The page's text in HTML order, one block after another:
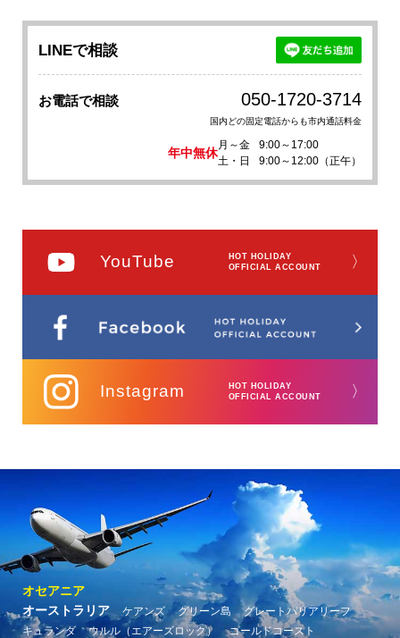
LINEで相談
お電話で相談 050-1720-3714
国内どの固定電話からも市内通話料金
年中無休
月～金
9:00～17:00
土・日
9:00～12:00（正午）
YouTube
HOT HOLIDAY
OFFICIAL ACCOUNT
〉
Instagram
HOT HOLIDAY
OFFICIAL ACCOUNT
〉
オセアニア
オーストラリア
ケアンズ グリーン島
グレートバリアリーフ
キュランダ
ウルル（エアーズロック）
ゴールドコースト